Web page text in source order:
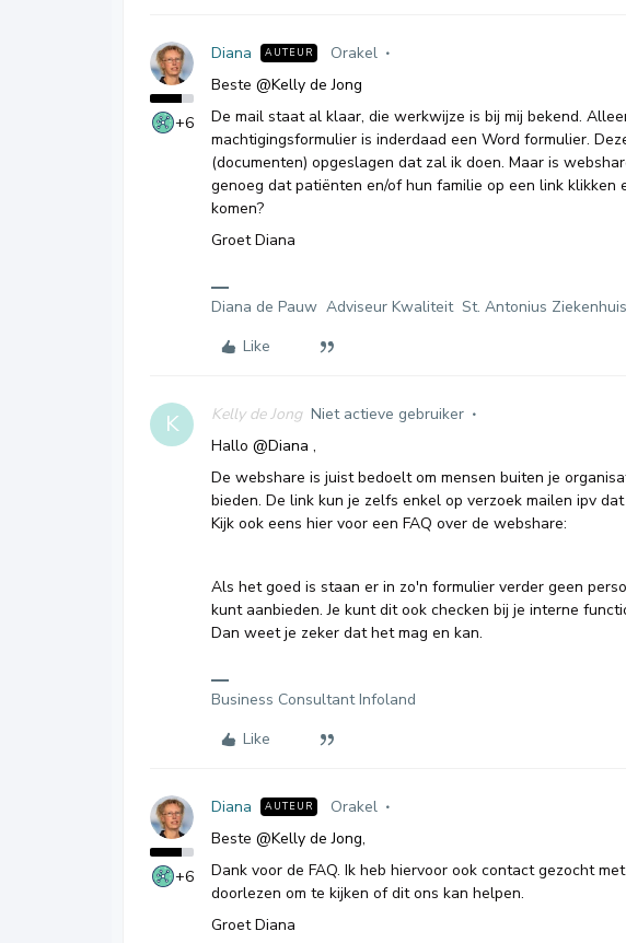
+6
Diana AUTEUR Orakel
Beste @Kelly de Jong
De mail staat al klaar, die werkwijze is bij mij bekend.
machtigingsformulier is inderdaad een Word formulier.
(documenten) opgeslagen dat zal ik doen. Maar is
genoeg dat patiënten en/of hun familie op een link klikken
komen?
Groet Diana
Diana de Pauw Adviseur Kwaliteit St. Antonius Ziekenhuis
Like
K Kelly de Jong Niet actieve gebruiker
Hallo @Diana ,
De webshare is juist bedoelt om mensen buiten je
bieden. De link kun je zelfs enkel op verzoek mailen ipv
Kijk ook eens hier voor een FAQ over de webshare:
Als het goed is staan er in zo'n formulier verder geen
kunt aanbieden. Je kunt dit ook checken bij je interne
Dan weet je zeker dat het mag en kan.
Business Consultant Infoland
Like
+6
Diana AUTEUR Orakel
Beste @Kelly de Jong,
Dank voor de FAQ. Ik heb hiervoor ook contact gezocht
doorlezen om te kijken of dit ons kan helpen.
Groet Diana